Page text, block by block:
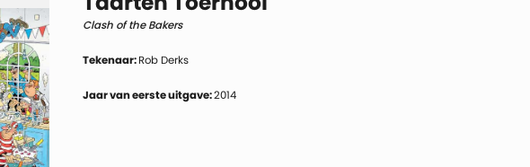
Clash of the Bakers
Tekenaar:Rob Derks
Jaar van eerste uitgave:2014